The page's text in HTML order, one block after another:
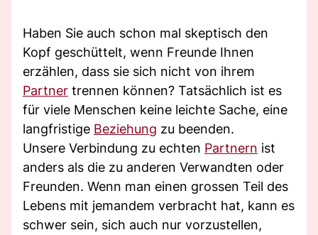
Haben Sie auch schon mal skeptisch den
Kopf geschüttelt, wenn Freunde Ihnen
erzählen, dass sie sich nicht von ihrem
Partner trennen können? Tatsächlich ist es
für viele Menschen keine leichte Sache, eine
langfristige Beziehung zu beenden.
Unsere Verbindung zu echten Partnern ist
anders als die zu anderen Verwandten oder
Freunden. Wenn man einen grossen Teil des
Lebens mit jemandem verbracht hat, kann es
schwer sein, sich auch nur vorzustellen,